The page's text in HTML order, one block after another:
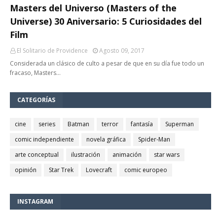
Masters del Universo (Masters of the
Universe) 30 Aniversario: 5 Curiosidades del
Film
El Solitario de Providence
Agosto 09, 2017
Considerada un clásico de culto a pesar de que en su día fue todo un
fracaso, Masters…
CATEGORÍAS
cine series Batman terror fantasía
Superman
comic independiente
novela gráfica
Spider-Man
arte conceptual
ilustración animación
star wars
opinión
Star Trek Lovecraft comic europeo
INSTAGRAM